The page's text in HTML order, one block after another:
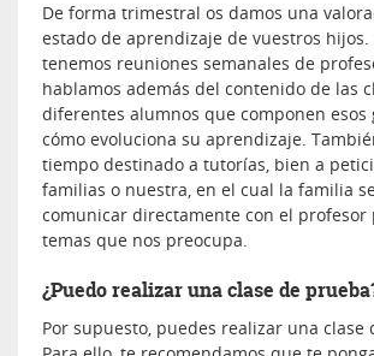
De forma trimestral os damos una
estado de aprendizaje de vuestros
tenemos reuniones semanales de
hablamos además del contenido de las
diferentes alumnos que componen esos
cómo evoluciona su aprendizaje.
tiempo destinado a tutorías, bien a
familias o nuestra, en el cual la familia
comunicar directamente con el profesor
temas que nos preocupa.
¿Puedo realizar una clase de
Por supuesto, puedes realizar una clase